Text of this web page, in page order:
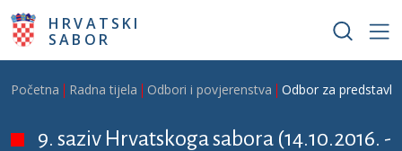
Skoči na glavni sadržaj
HRVATSKI
SABOR
Breadcrumb
Početna Radna tijela Odbori i povjerenstva Odbor za
9. saziv Hrvatskoga sabora (14.10.2016. -